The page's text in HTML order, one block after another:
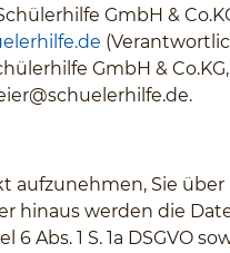
GmbH &
GmbH &
.
aufzunehmen, Sie über
hinaus werden die
1 S. 1a DSGVO